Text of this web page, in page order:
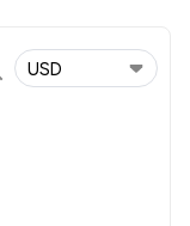
USD